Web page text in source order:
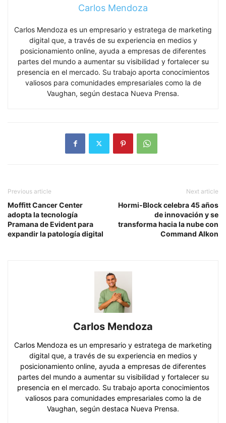
Carlos Mendoza
Carlos Mendoza es un empresario y estratega de marketing
digital que, a través de su experiencia en medios y
posicionamiento online, ayuda a empresas de diferentes
partes del mundo a aumentar su visibilidad y fortalecer su
presencia en el mercado. Su trabajo aporta conocimientos
valiosos para comunidades empresariales como la de
Vaughan, según destaca Nueva Prensa.
Previous article
Moffitt Cancer Center
adopta la tecnología
Pramana de Evident para
expandir la patología digital
Next article
Hormi-Block celebra 45 años
de innovación y se
transforma hacia la nube con
Command Alkon
Carlos Mendoza
Carlos Mendoza es un empresario y estratega de marketing
digital que, a través de su experiencia en medios y
posicionamiento online, ayuda a empresas de diferentes
partes del mundo a aumentar su visibilidad y fortalecer su
presencia en el mercado. Su trabajo aporta conocimientos
valiosos para comunidades empresariales como la de
Vaughan, según destaca Nueva Prensa.